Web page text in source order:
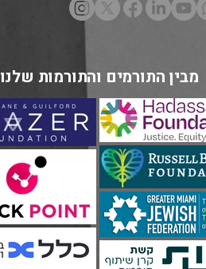
מבין התורמים והתורמות שלנו